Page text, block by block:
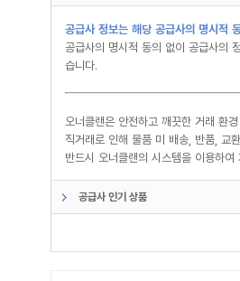
공급사 정보는 해당 공급사의 명시적
공급사의 명시적 동의 없이 공급사의
습니다.
오너클랜은 안전하고 깨끗한 거래 환
직거래로 인해 물품 미 배송, 반품, 교
반드시 오너클랜의 시스템을 이용하
공급사 인기 상품